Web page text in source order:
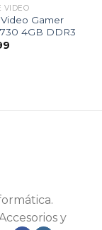
VIDEO
Gamer
4GB DDR3
y